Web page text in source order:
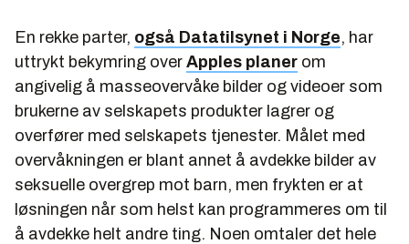
En rekke parter, også Datatilsynet i Norge, har
uttrykt bekymring over Apples planer om
angivelig å masseovervåke bilder og videoer som
brukerne av selskapets produkter lagrer og
overfører med selskapets tjenester. Målet med
overvåkningen er blant annet å avdekke bilder av
seksuelle overgrep mot barn, men frykten er at
løsningen når som helst kan programmeres om til
å avdekke helt andre ting. Noen omtaler det hele